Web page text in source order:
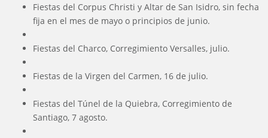
Fiestas del Corpus Christi y Altar de San Isidro, sin fecha
fija en el mes de mayo o principios de junio.
Fiestas del Charco, Corregimiento Versalles, julio.
Fiestas de la Virgen del Carmen, 16 de julio.
Fiestas del Túnel de la Quiebra, Corregimiento de
Santiago, 7 agosto.